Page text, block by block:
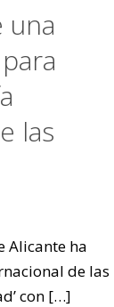
una
las
Alicante ha
de las
con[…]